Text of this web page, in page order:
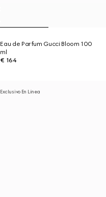
Eau de Parfum Gucci Bloom 100
ml
€ 164
Exclusivo En Línea